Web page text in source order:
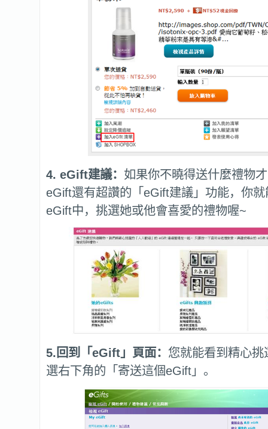
4. eGift建議： 如果你不曉得送什麼禮物
eGift還有超讚的「eGift建議」功能，你
eGift中，挑選她或他會喜愛的禮物喔~
5.回到「eGift」頁面： 您就能看到精心
選右下角的「寄送這個eGift」。